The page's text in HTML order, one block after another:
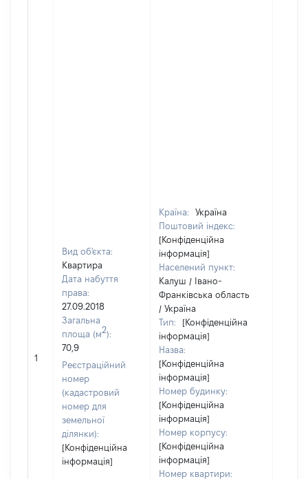
1
Вид об'єкта:
Квартира
Дата набуття
права:
27.09.2018
Загальна
площа (м2):
70,9
Реєстраційний
номер
(кадастровий
номер для
земельної
ділянки):
[Конфіденційна
інформація]
Країна:
Україна
Поштовий індекс:
[Конфіденційна
інформація]
Населений пункт:
Калуш / Івано-
Франківська область
/ Україна
Тип:
[Конфіденційна
інформація]
Назва:
[Конфіденційна
інформація]
Номер будинку:
[Конфіденційна
інформація]
Номер корпусу:
[Конфіденційна
інформація]
Номер квартири: